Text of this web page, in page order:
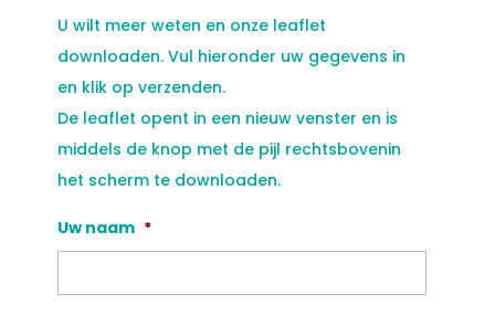
U wilt meer weten en onze leaflet
downloaden. Vul hieronder uw gegevens in
en klik op verzenden.
De leaflet opent in een nieuw venster en is
middels de knop met de pijl rechtsbovenin
het scherm te downloaden.
Uw naam *